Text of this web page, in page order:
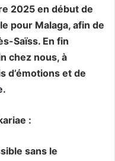
2025 en début de
pour Malaga, afin de
Saïss. En fin
chez nous, à
d’émotions et de
:
sans le